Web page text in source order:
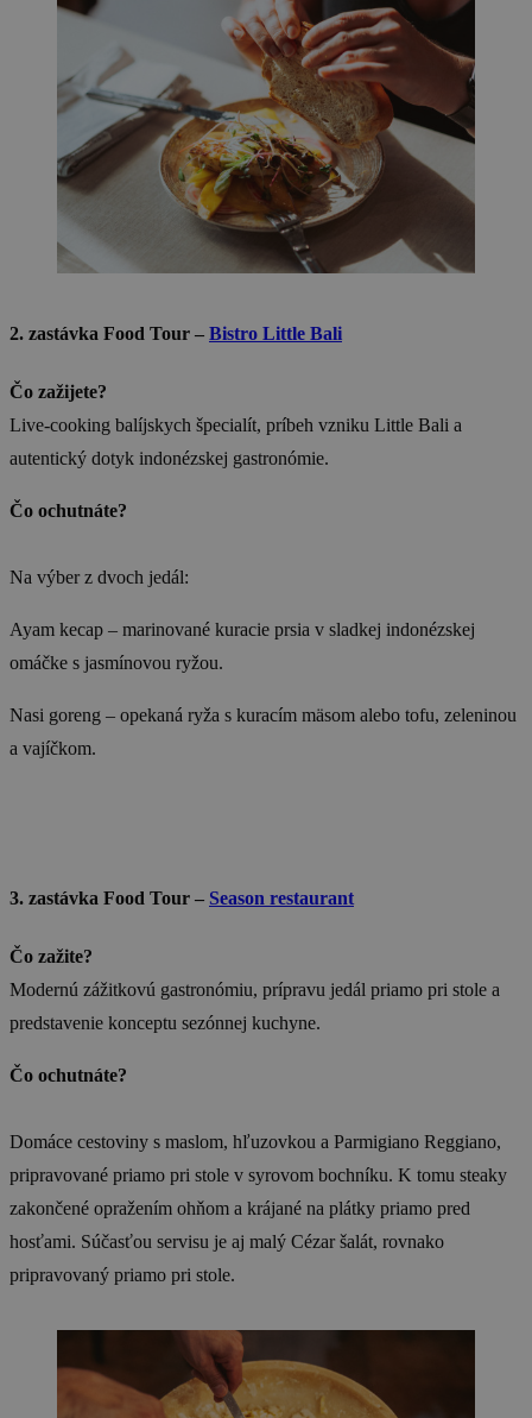
2. zastávka Food Tour – Bistro Little Bali
Čo zažijete?
Live-cooking balíjskych špecialít, príbeh vzniku Little Bali a
autentický dotyk indonézskej gastronómie.
Čo ochutnáte?
Na výber z dvoch jedál:
Ayam kecap – marinované kuracie prsia v sladkej indonézskej
omáčke s jasmínovou ryžou.
Nasi goreng – opekaná ryža s kuracím mäsom alebo tofu, zeleninou
a vajíčkom.
3. zastávka Food Tour – Season restaurant
Čo zažite?
Modernú zážitkovú gastronómiu, prípravu jedál priamo pri stole a
predstavenie konceptu sezónnej kuchyne.
Čo ochutnáte?
Domáce cestoviny s maslom, hľuzovkou a Parmigiano Reggiano,
pripravované priamo pri stole v syrovom bochníku. K tomu steaky
zakončené opražením ohňom a krájané na plátky priamo pred
hosťami. Súčasťou servisu je aj malý Cézar šalát, rovnako
pripravovaný priamo pri stole.